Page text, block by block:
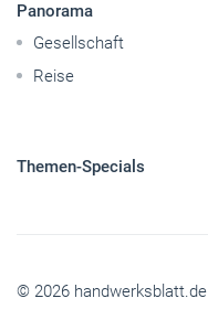
Panorama
Gesellschaft
Reise
Themen-Specials
© 2026 handwerksblatt.de